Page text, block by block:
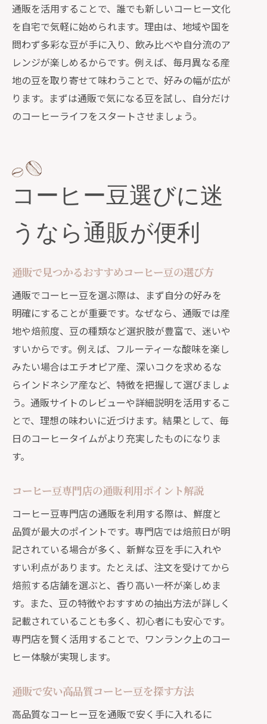
比較
サブスク活用で毎日違う豆を通販で体
験
通販定期便が叶える本格コーヒー生活
コーヒー定期便で新鮮さを保つ工夫を
紹介
通販で叶える自宅カフェの極意を伝授
通販で始める自宅カフェの作り方とコ
コーヒー通販活用でカフェ気分を演出
自宅カフェならではの通販豆選びポイ
ント
通販で揃えるおすすめコーヒーグッズ
紹介
自宅で味わう通販コーヒーの極上アレ
ンジ
通販で叶えるおしゃれなコーヒー空間
の作り方
初心者も安心できる通販コーヒーの選び方
通販初心者におすすめのコーヒー豆選
コーヒー通販の失敗しないポイント解
通販利用で安心できる注文手順と注意
点
初めてでも美味しい通販コーヒーの選
び方
通販デビューに役立つ簡単チェックリ
スト
初心者向け通販コーヒーQ&Aで疑問解
消
通販を活用することで、誰でも新しいコーヒー文化
を自宅で気軽に始められます。理由は、地域や国を
問わず多彩な豆が手に入り、飲み比べや自分流のア
レンジが楽しめるからです。例えば、毎月異なる産
地の豆を取り寄せて味わうことで、好みの幅が広が
ります。まずは通販で気になる豆を試し、自分だけ
のコーヒーライフをスタートさせましょう。
コーヒー豆選びに迷
うなら通販が便利
通販で見つかるおすすめコーヒー豆の選び方
通販でコーヒー豆を選ぶ際は、まず自分の好みを
明確にすることが重要です。なぜなら、通販では産
地や焙煎度、豆の種類など選択肢が豊富で、迷いや
すいからです。例えば、フルーティーな酸味を楽し
みたい場合はエチオピア産、深いコクを求めるな
らインドネシア産など、特徴を把握して選びましょ
う。通販サイトのレビューや詳細説明を活用するこ
とで、理想の味わいに近づけます。結果として、毎
日のコーヒータイムがより充実したものになりま
す。
コーヒー豆専門店の通販利用ポイント解説
コーヒー豆専門店の通販を利用する際は、鮮度と
品質が最大のポイントです。専門店では焙煎日が明
記されている場合が多く、新鮮な豆を手に入れや
すい利点があります。たとえば、注文を受けてから
焙煎する店舗を選ぶと、香り高い一杯が楽しめま
す。また、豆の特徴やおすすめの抽出方法が詳しく
記載されていることも多く、初心者にも安心です。
専門店を賢く活用することで、ワンランク上のコー
ヒー体験が実現します。
通販で安い高品質コーヒー豆を探す方法
高品質なコーヒー豆を通販で安く手に入れるに